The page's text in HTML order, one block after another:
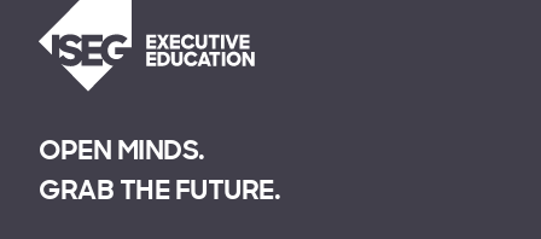
OPEN MINDS.
GRAB THE FUTURE.